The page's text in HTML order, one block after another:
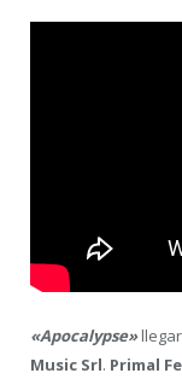
«Apocalypse»
Music Srl. Primal